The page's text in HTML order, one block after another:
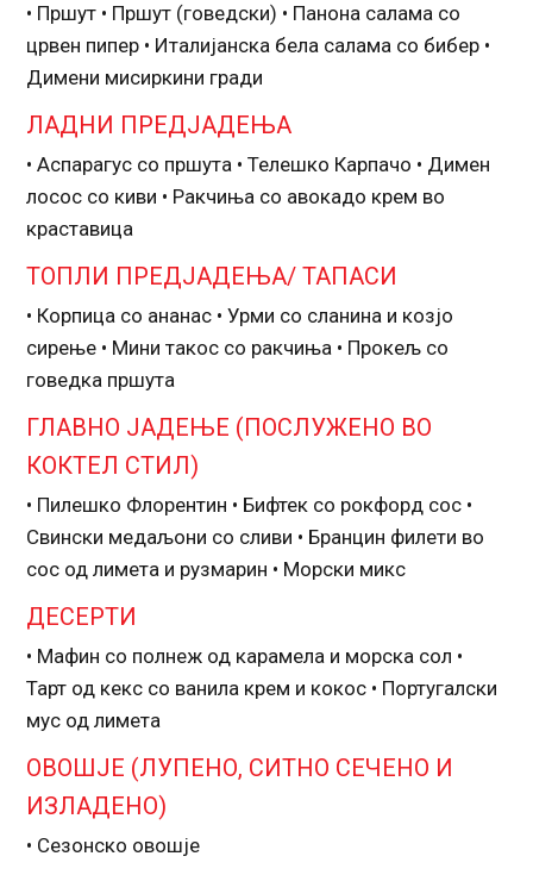
• Пршут • Пршут (говедски) • Панона салама со
црвен пипер • Италијанска бела салама со бибер •
Димени мисиркини гради
ЛАДНИ ПРЕДЈАДЕЊА
• Аспарагус со пршута • Телешко Карпачо • Димен
лосос со киви • Ракчиња со авокадо крем во
краставица
ТОПЛИ ПРЕДЈАДЕЊА/ ТАПАСИ
• Корпица со ананас • Урми со сланина и козјо
сирење • Мини такос со ракчиња • Прокељ со
говедка пршута
ГЛАВНО ЈАДЕЊЕ (ПОСЛУЖЕНО ВО
КОКТЕЛ СТИЛ)
• Пилешко Флорентин • Бифтек со рокфорд сос •
Свински медаљони со сливи • Бранцин филети во
сос од лимета и рузмарин • Морски микс
ДЕСЕРТИ
• Мафин со полнеж од карамела и морска сол •
Тарт од кекс со ванила крем и кокос • Португалски
мус од лимета
ОВОШЈЕ (ЛУПЕНО, СИТНО СЕЧЕНО И
ИЗЛАДЕНО)
• Сезонско овошје